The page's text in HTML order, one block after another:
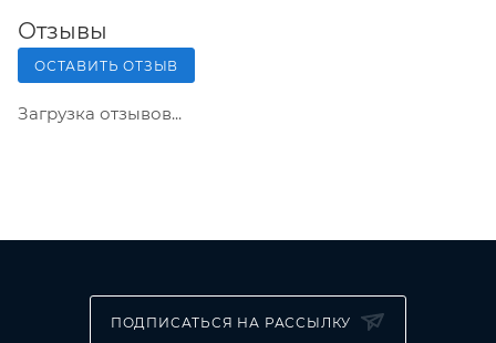
Отзывы
ОСТАВИТЬ ОТЗЫВ
Загрузка отзывов...
ПОДПИСАТЬСЯ НА РАССЫЛКУ